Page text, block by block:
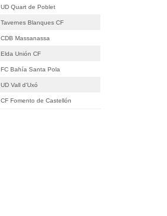
UD Quart de Poblet
Tavernes Blanques CF
CDB Massanassa
Elda Unión CF
FC Bahía Santa Pola
UD Vall d'Uxó
CF Fomento de Castellón